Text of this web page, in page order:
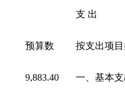
支 出
预算数 按支出项
9,883.40 一、基本